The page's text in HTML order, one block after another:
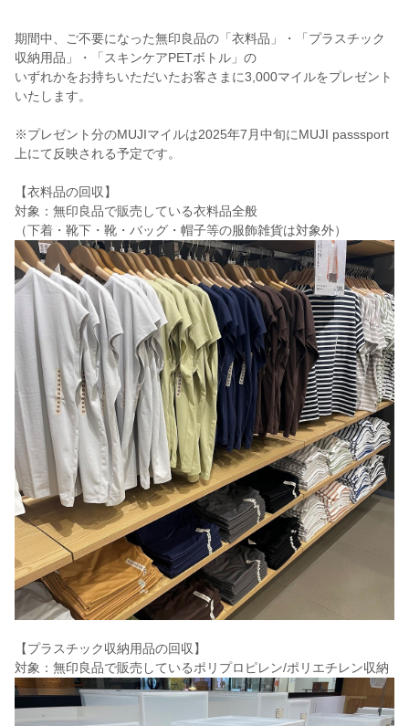
期間中、ご不要になった無印良品の「衣料品」・「プラスチック
収納用品」・「スキンケアPETボトル」の
いずれかをお持ちいただいたお客さまに3,000マイルをプレゼント
いたします。
※プレゼント分のMUJIマイルは2025年7月中旬にMUJI passsport
上にて反映される予定です。
【衣料品の回収】
対象：無印良品で販売している衣料品全般
（下着・靴下・靴・バッグ・帽子等の服飾雑貨は対象外）
【プラスチック収納用品の回収】
対象：無印良品で販売しているポリプロピレン/ポリエチレン収納